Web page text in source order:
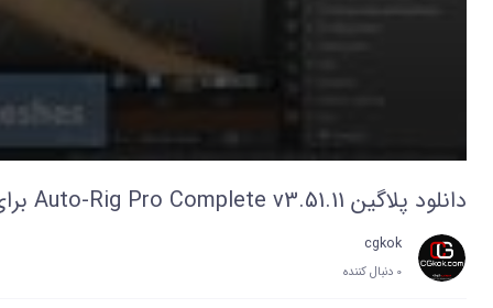
دانلود پلاگین Auto-Rig Pro Complete v3.51.11 برای بلندر
cgkok
0 دنبال‌ کننده